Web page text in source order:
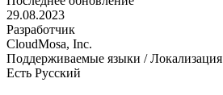
29.08.2023
Разработчик
CloudMosa, Inc.
Поддерживаемые языки / Локализация
Есть Русский